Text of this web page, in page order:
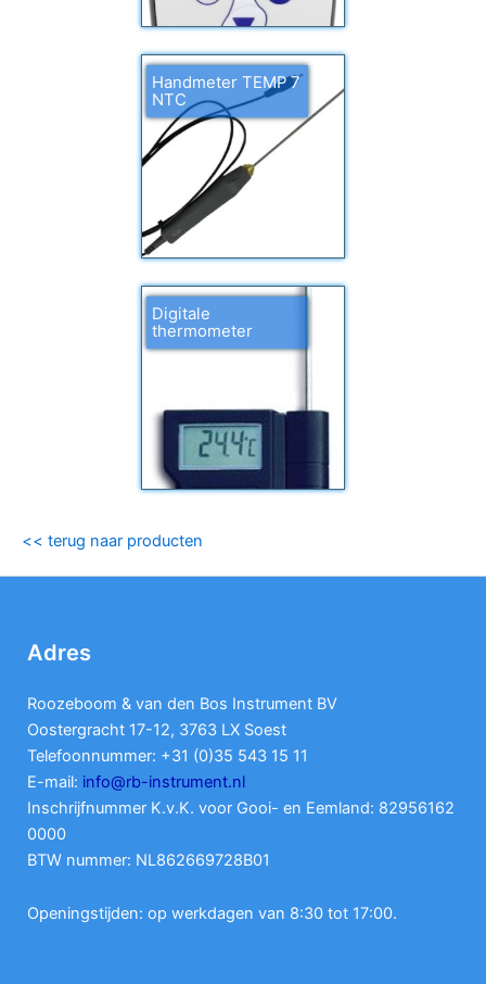
Handmeter TEMP 7
NTC
Digitale
thermometer
<< terug naar producten
Adres
Roozeboom & van den Bos Instrument BV
Oostergracht 17-12, 3763 LX Soest
Telefoonnummer: +31 (0)35 543 15 11
E-mail: info@rb-instrument.nl
Inschrijfnummer K.v.K. voor Gooi- en Eemland: 82956162
0000
BTW nummer: NL862669728B01
Openingstijden: op werkdagen van 8:30 tot 17:00.